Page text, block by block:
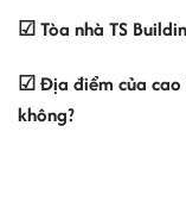
☑ Tòa nhà TS
☑ Địa điểm của cao
không?